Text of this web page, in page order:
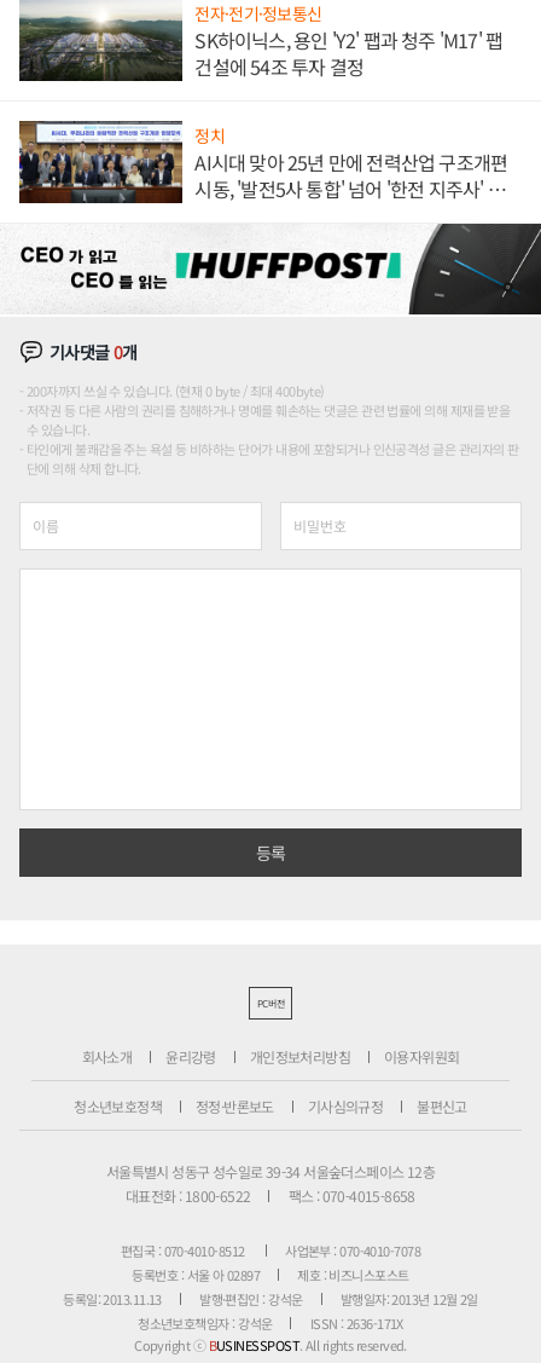
전자·전기·정보통신
SK하이닉스, 용인 'Y2' 팹과 청주 'M17' 팹
건설에 54조 투자 결정
정치
AI시대 맞아 25년 만에 전력산업 구조개편
시동, '발전5사 통합' 넘어 '한전 지주사' 재편
기사댓글0개
200자까지 쓰실 수 있습니다. (현재 0 byte / 최대 400byte)
저작권 등 다른 사람의 권리를 침해하거나 명예를 훼손하는 댓글은 관련 법률에 의해 제재를 받을
수 있습니다.
타인에게 불쾌감을 주는 욕설 등 비하하는 단어가 내용에 포함되거나 인신공격성 글은 관리자의 판
단에 의해 삭제 합니다.
PC버전
회사소개 윤리강령 개인정보처리방침 이용자위원회
청소년보호정책 정정·반론보도 기사심의규정 불편신고
서울특별시 성동구 성수일로 39-34 서울숲더스페이스 12층
대표전화 : 1800-6522
팩스 : 070-4015-8658
편집국 : 070-4010-8512
사업본부 : 070-4010-7078
등록번호 : 서울 아 02897
제호 : 비즈니스포스트
등록일: 2013.11.13
발행·편집인 : 강석운
발행일자: 2013년 12월 2일
청소년보호책임자 : 강석운
ISSN : 2636-171X
Copyright ⓒBUSINESSPOST. All rights reserved.